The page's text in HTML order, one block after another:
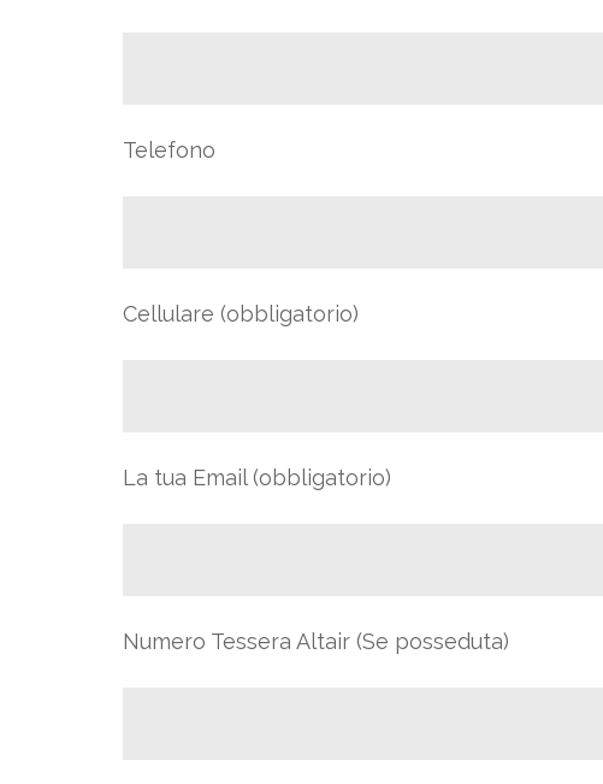
Telefono
Cellulare (obbligatorio)
La tua Email (obbligatorio)
Numero Tessera Altair (Se posseduta)